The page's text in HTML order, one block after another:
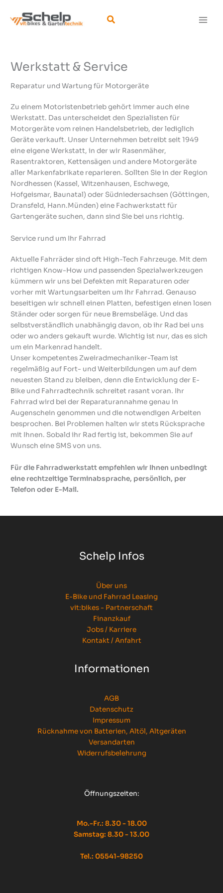
Inhalt
springen
Suchen
Werkstatt & Service
Reparatur und Wartung für Motorgeräte
Zu einem Motoristenbetrieb gehört immer auch eine
Werkstatt. Das unterscheidet den Spezialisten für
Motorgeräte vom reinen Handelsbetrieb, der lediglich
Geräte verkauft. Unser Unternehmen betreibt seit 1949
eine eigene Werkstatt, in der wir Rasenmäher,
Rasentraktoren, Kettensägen und andere Motorgeräte
aller Markenfabrikate reparieren. Sollten Sie in der Region
Nordhessen (Kassel, Witzenhausen, Eschwege,
Hofgeismar, Baunatal) oder Südniedersachsen (Göttingen,
Dransfeld, Hann.Münden) eine Fachwerkstatt für
Gartengeräte suchen, dann sind Sie bei uns richtig.
Service rund um Ihr Fahrrad
Aktuelle Fahrräder sind oft High-Tech Fahrzeuge. Mit dem
richtigen Know-How und passenden Spezialwerkzeugen
kümmern wir uns bei Defekten mit Reparaturen oder
vorher mit Wartungsarbeiten um Ihr Fahrrad. Genauso
beseitigen wir schnell einen Platten, befestigen einen losen
Ständer oder sorgen für neue Bremsbeläge. Und das
selbstverständlich unabhängig davon, ob ihr Rad bei uns
oder wo anders gekauft wurde. Wichtig ist nur, das es sich
um ein Markenrad handelt.
Unser kompetentes Zweiradmechaniker-Team ist
regelmäßig auf Fort- und Weiterbildungen um auf dem
neuesten Stand zu bleiben, denn die Entwicklung der E-
Bike und Fahrradtechnik schreitet rasant voran. Ihr
Fahrrad wird bei der Reparaturannahme genau in
Augenschein genommen und die notwendigen Arbeiten
besprochen. Bei Problemen halten wir stets Rücksprache
mit Ihnen. Sobald ihr Rad fertig ist, bekommen Sie auf
Wunsch eine SMS von uns.
Für die Fahrradwerkstatt empfehlen wir Ihnen unbedingt
eine rechtzeitige Terminabsprache, persönlich, per
Telefon oder E-Mail.
Schelp Infos
Über uns
E-Bike und Fahrrad Leasing
vit:bikes - Partnerschaft
Finanzkauf
Jobs / Karriere
Kontakt / Anfahrt
Informationen
AGB
Datenschutz
Impressum
Rücknahme von Batterien, Altöl, Altgeräten
Versandarten
Widerrufsbelehrung
Öffnungszeiten:
Mo.-Fr.: 8.30 - 18.00
Samstag: 8.30 - 13.00
Tel.: 05541-98250